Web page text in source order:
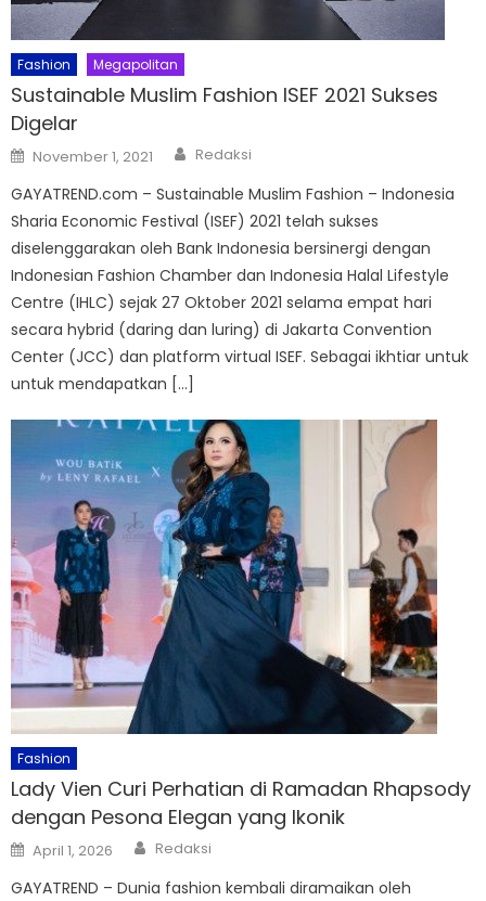
Fashion Megapolitan
Sustainable Muslim Fashion ISEF 2021 Sukses
Digelar
Posted
on
November 1, 2021 Author
Redaksi
GAYATREND.com – Sustainable Muslim Fashion – Indonesia
Sharia Economic Festival (ISEF) 2021 telah sukses
diselenggarakan oleh Bank Indonesia bersinergi dengan
Indonesian Fashion Chamber dan Indonesia Halal Lifestyle
Centre (IHLC) sejak 27 Oktober 2021 selama empat hari
secara hybrid (daring dan luring) di Jakarta Convention
Center (JCC) dan platform virtual ISEF. Sebagai ikhtiar untuk
untuk mendapatkan […]
Fashion
Lady Vien Curi Perhatian di Ramadan Rhapsody
dengan Pesona Elegan yang Ikonik
Posted
on
April 1, 2026 Author
Redaksi
GAYATREND – Dunia fashion kembali diramaikan oleh